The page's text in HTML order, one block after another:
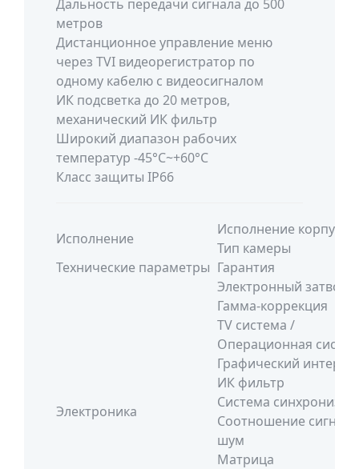
Дальность передачи сигнала до 500
метров
Дистанционное управление меню
через TVI видеорегистратор по
одному кабелю с видеосигналом
ИК подсветка до 20 метров,
механический ИК фильтр
Широкий диапазон рабочих
температур -45°С~+60°С
Класс защиты IP66
Исполнение
Исполнение корпуса
Тип камеры
Технические параметры Гарантия
Электроника
Электронный затвор
Гамма-коррекция
TV система /
Операционная
Графический
ИК фильтр
Система
Соотношение сигнал/
шум
Матрица